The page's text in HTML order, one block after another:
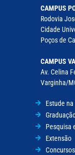
CAMPUS
Rodovia
Cidade
Poços de
CAMPUS
Av. Celina
Varginha/
Estude na
Pesquisa
Extensão